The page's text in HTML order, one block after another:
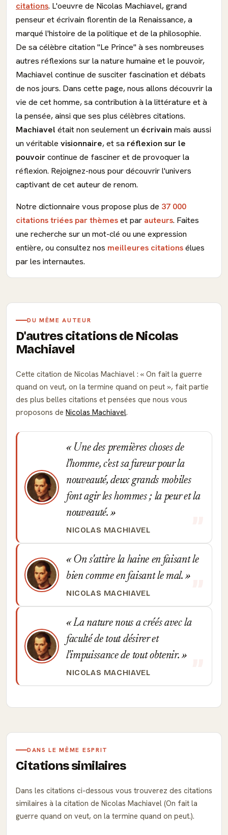
citations. L'oeuvre de Nicolas Machiavel, grand
penseur et écrivain florentin de la Renaissance, a
marqué l'histoire de la politique et de la philosophie.
De sa célèbre citation "Le Prince" à ses nombreuses
autres réflexions sur la nature humaine et le pouvoir,
Machiavel continue de susciter fascination et débats
de nos jours. Dans cette page, nous allons découvrir la
vie de cet homme, sa contribution à la littérature et à
la pensée, ainsi que ses plus célèbres citations.
Machiavel était non seulement un écrivain mais aussi
un véritable visionnaire, et sa réflexion sur le
pouvoircontinue de fasciner et de provoquer la
réflexion. Rejoignez-nous pour découvrir l'univers
captivant de cet auteur de renom.
Notre dictionnaire vous propose plus de 37 000
citations triées par thèmeset par auteurs. Faites
une recherche sur un mot-clé ou une expression
entière, ou consultez nos meilleures citationsélues
par les internautes.
DU MÊME AUTEUR
D'autres citations de Nicolas
Machiavel
Cette citation de Nicolas Machiavel :
On fait la guerre
quand on veut, on la termine quand on peut , fait partie
des plus belles citations et pensées que nous vous
proposons de Nicolas Machiavel.
Une des premières choses de
l'homme, c'est sa fureur pour la
nouveauté, deux grands mobiles
font agir les hommes ; la peur et la
nouveauté.
NICOLAS MACHIAVEL
On s'attire la haine en faisant le
bien comme en faisant le mal.
NICOLAS MACHIAVEL
La nature nous a créés avec la
faculté de tout désirer et
l'impuissance de tout obtenir.
NICOLAS MACHIAVEL
DANS LE MÊME ESPRIT
Citations similaires
Dans les citations ci-dessous vous trouverez des citations
similaires à la citation de Nicolas Machiavel (On fait la
guerre quand on veut, on la termine quand on peut.).